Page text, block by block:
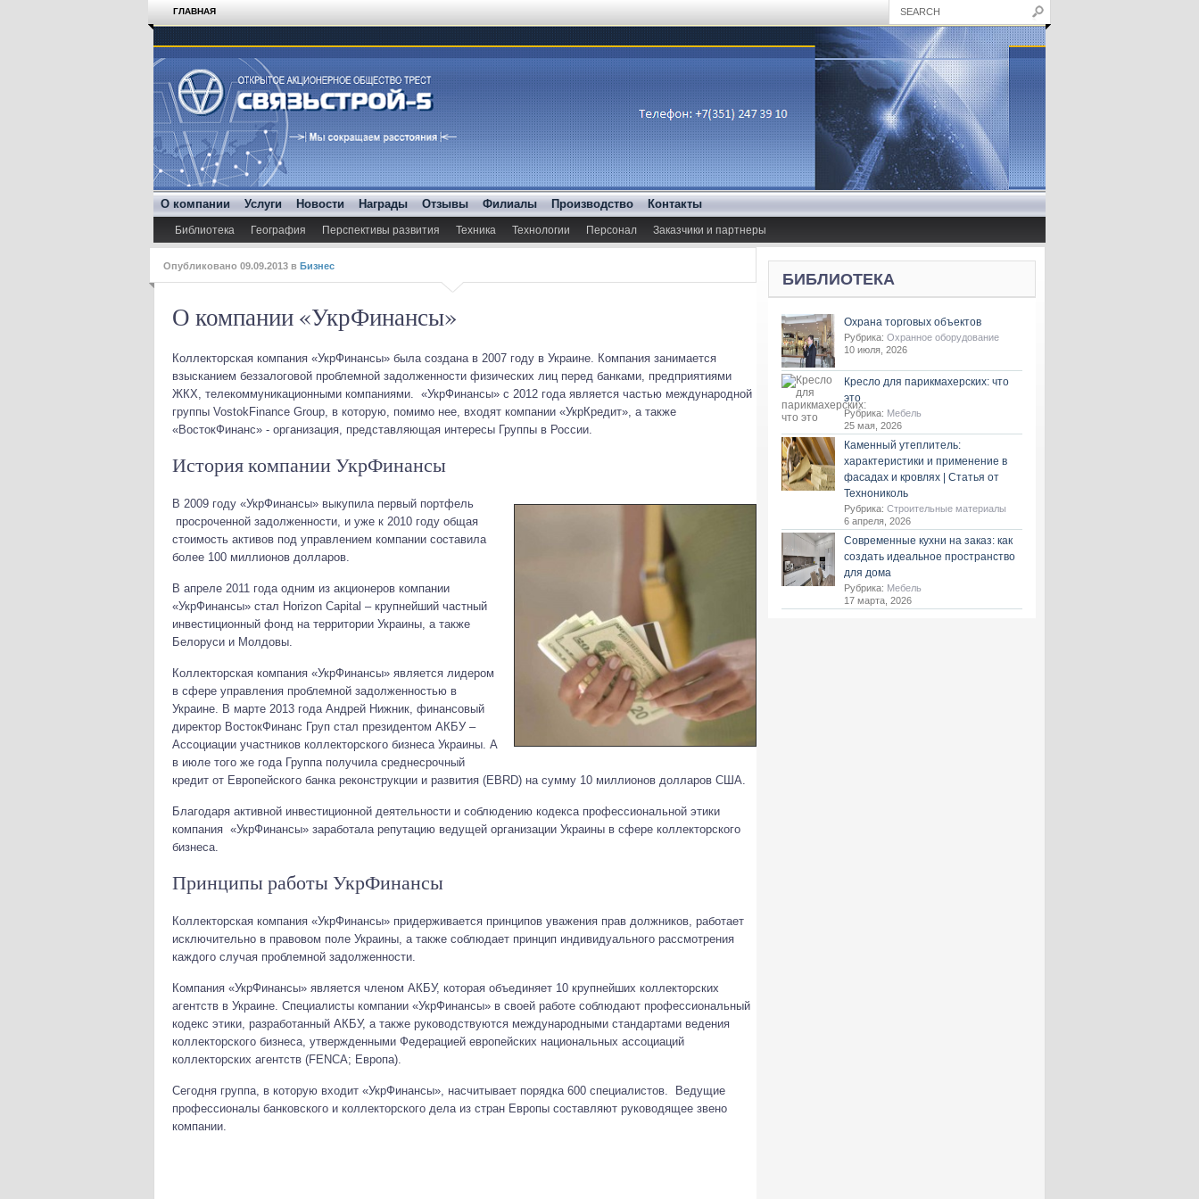
ГЛАВНАЯ
О компании Услуги Новости Награды Отзывы Филиалы Производство Контакты
Библиотека География Перспективы развития Техника Технологии Персонал Заказчики и партнеры
Опубликовано 09.09.2013 в Бизнес
О компании «УкрФинансы»
Коллекторская компания «УкрФинансы» была создана в 2007 году в Украине. Компания занимается
взысканием беззалоговой проблемной задолженности физических лиц перед банками, предприятиями
ЖКХ, телекоммуникационными компаниями. «УкрФинансы» с 2012 года является частью международной
группы VostokFinance Group, в которую, помимо нее, входят компании «УкрКредит», а также
«ВостокФинанс» - организация, представляющая интересы Группы в России.
История компании УкрФинансы
В 2009 году «УкрФинансы» выкупила первый портфель
просроченной задолженности, и уже к 2010 году общая
стоимость активов под управлением компании составила
более 100 миллионов долларов.
В апреле 2011 года одним из акционеров компании
«УкрФинансы» стал Horizon Capital – крупнейший частный
инвестиционный фонд на территории Украины, а также
Белоруси и Молдовы.
Коллекторская компания «УкрФинансы» является лидером
в сфере управления проблемной задолженностью в
Украине. В марте 2013 года Андрей Нижник, финансовый
директор ВостокФинанс Груп стал президентом АКБУ –
Ассоциации участников коллекторского бизнеса Украины. А
в июле того же года Группа получила среднесрочный
кредит от Европейского банка реконструкции и развития (EBRD) на сумму 10 миллионов долларов США.
Благодаря активной инвестиционной деятельности и соблюдению кодекса профессиональной этики
компания «УкрФинансы» заработала репутацию ведущей организации Украины в сфере коллекторского
бизнеса.
Принципы работы УкрФинансы
Коллекторская компания «УкрФинансы» придерживается принципов уважения прав должников, работает
исключительно в правовом поле Украины, а также соблюдает принцип индивидуального рассмотрения
каждого случая проблемной задолженности.
Компания «УкрФинансы» является членом АКБУ, которая объединяет 10 крупнейших коллекторских
агентств в Украине. Специалисты компании «УкрФинансы» в своей работе соблюдают профессиональный
кодекс этики, разработанный АКБУ, а также руководствуются международными стандартами ведения
коллекторского бизнеса, утвержденными Федерацией европейских национальных ассоциаций
коллекторских агентств (FENCA; Европа).
Сегодня группа, в которую входит «УкрФинансы», насчитывает порядка 600 специалистов. Ведущие
профессионалы банковского и коллекторского дела из стран Европы составляют руководящее звено
компании.
БИБЛИОТЕКА
Охрана торговых объектов
Рубрика: Охранное оборудование
10 июля, 2026
Кресло для парикмахерских: что
это
Рубрика: Мебель
25 мая, 2026
Каменный утеплитель:
характеристики и применение в
фасадах и кровлях | Статья от
Технониколь
Рубрика: Строительные материалы
6 апреля, 2026
Современные кухни на заказ: как
создать идеальное пространство
для дома
Рубрика: Мебель
17 марта, 2026